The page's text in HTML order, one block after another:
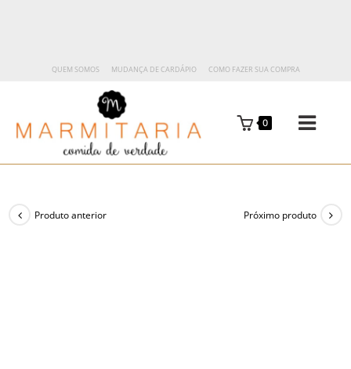
QUEM SOMOS MUDANÇA DE CARDÁPIO COMO FAZER SUA COMPRA
0
Produto anterior Próximo produto